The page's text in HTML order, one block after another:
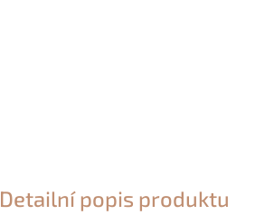
Detailní popis produktu